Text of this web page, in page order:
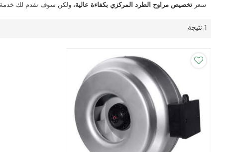
سعر تخصيص مراوح الطرد المركزي بكفاءة عالية، ولكن سوف نقدم لك
1 نتيجة